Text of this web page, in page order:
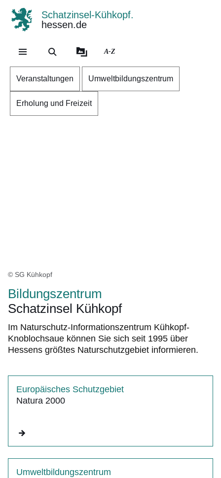
Schatzinsel-Kühkopf.
hessen.de
A-Z
Veranstaltungen Umweltbildungszentrum
Erholung und Freizeit
© SG Kühkopf
Bildungszentrum
Schatzinsel Kühkopf
Im Naturschutz-Informationszentrum Kühkopf-
Knoblochsaue können Sie sich seit 1995 über
Hessens größtes Naturschutzgebiet informieren.
Europäisches Schutzgebiet
Natura 2000
Umweltbildungszentrum